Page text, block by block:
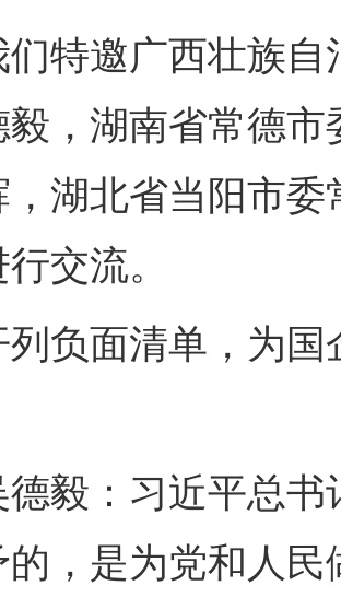
邀广西壮族自
毅，湖南省常德
，湖北省当阳市
交流。
面清单，为国
：习近平总书
的，是为党和人